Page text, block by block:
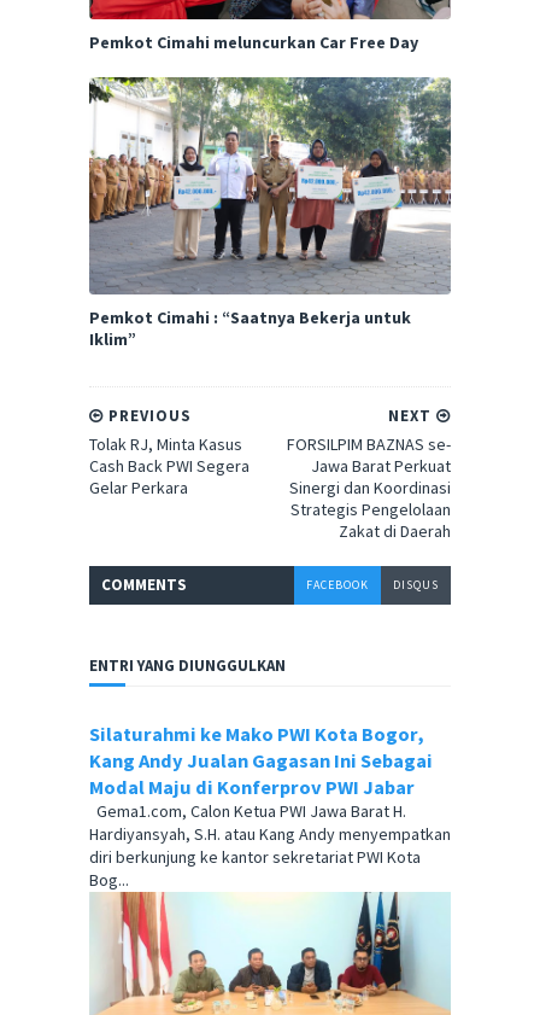
Pemkot Cimahi meluncurkan Car Free Day
Pemkot Cimahi : “Saatnya Bekerja untuk
Iklim”
NEXT
FORSILPIM BAZNAS se-
Jawa Barat Perkuat
Sinergi dan Koordinasi
Strategis Pengelolaan
Zakat di Daerah
PREVIOUS
Tolak RJ, Minta Kasus
Cash Back PWI Segera
Gelar Perkara
COMMENTS FACEBOOK DISQUS
ENTRI YANG DIUNGGULKAN
Silaturahmi ke Mako PWI Kota Bogor,
Kang Andy Jualan Gagasan Ini Sebagai
Modal Maju di Konferprov PWI Jabar
Gema1.com, Calon Ketua PWI Jawa Barat H.
Hardiyansyah, S.H. atau Kang Andy menyempatkan
diri berkunjung ke kantor sekretariat PWI Kota
Bog...